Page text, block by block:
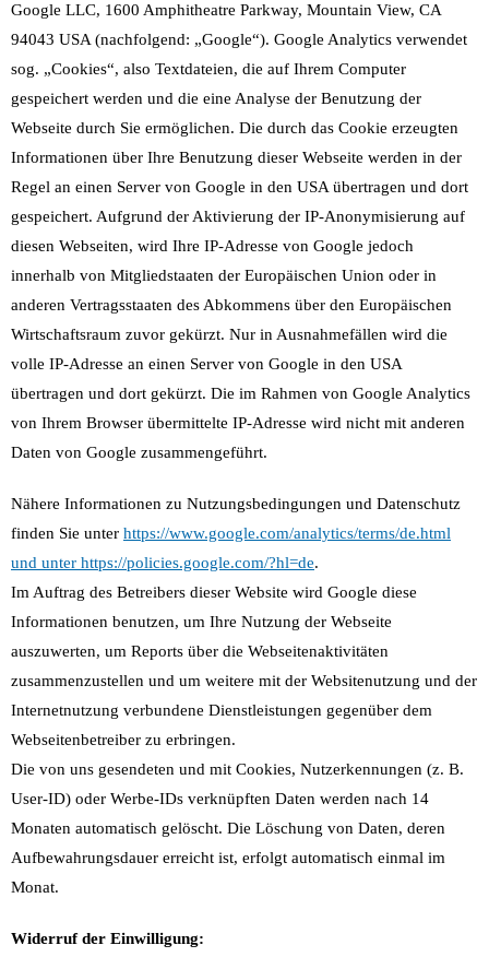
Google LLC, 1600 Amphitheatre Parkway, Mountain View, CA
94043 USA (nachfolgend: „Google“). Google Analytics verwendet
sog. „Cookies“, also Textdateien, die auf Ihrem Computer
gespeichert werden und die eine Analyse der Benutzung der
Webseite durch Sie ermöglichen. Die durch das Cookie erzeugten
Informationen über Ihre Benutzung dieser Webseite werden in der
Regel an einen Server von Google in den USA übertragen und dort
gespeichert. Aufgrund der Aktivierung der IP-Anonymisierung auf
diesen Webseiten, wird Ihre IP-Adresse von Google jedoch
innerhalb von Mitgliedstaaten der Europäischen Union oder in
anderen Vertragsstaaten des Abkommens über den Europäischen
Wirtschaftsraum zuvor gekürzt. Nur in Ausnahmefällen wird die
volle IP-Adresse an einen Server von Google in den USA
übertragen und dort gekürzt. Die im Rahmen von Google Analytics
von Ihrem Browser übermittelte IP-Adresse wird nicht mit anderen
Daten von Google zusammengeführt.
Nähere Informationen zu Nutzungsbedingungen und Datenschutz
finden Sie unter https://www.google.com/analytics/terms/de.html
und unter https://policies.google.com/?hl=de.
Im Auftrag des Betreibers dieser Website wird Google diese
Informationen benutzen, um Ihre Nutzung der Webseite
auszuwerten, um Reports über die Webseitenaktivitäten
zusammenzustellen und um weitere mit der Websitenutzung und der
Internetnutzung verbundene Dienstleistungen gegenüber dem
Webseitenbetreiber zu erbringen.
Die von uns gesendeten und mit Cookies, Nutzerkennungen (z. B.
User-ID) oder Werbe-IDs verknüpften Daten werden nach 14
Monaten automatisch gelöscht. Die Löschung von Daten, deren
Aufbewahrungsdauer erreicht ist, erfolgt automatisch einmal im
Monat.
Widerruf der Einwilligung: